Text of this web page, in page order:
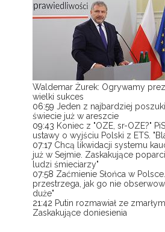
Waldemar Żurek: Ogrywamy
wielki sukces
06:59 Jeden z najbardziej
świecie już w areszcie
09:43 Koniec z "OZE, sr-OZE?"
ustawy o wyjściu Polski z ETS.
07:17 Chcą likwidacji systemu
już w Sejmie. Zaskakujące
ludzi śmieciarzy"
07:58 Zaćmienie Słońca w
przestrzega, jak go nie
duże"
21:42 Putin rozmawiał ze
Zaskakujące doniesienia